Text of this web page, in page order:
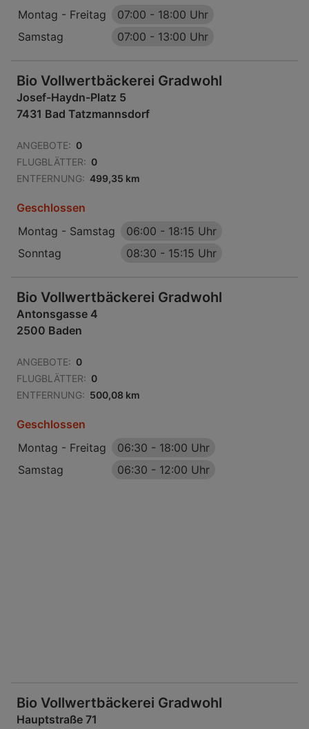
Montag - Freitag
07:00 - 18:00 Uhr
Samstag
07:00 - 13:00 Uhr
Bio Vollwertbäckerei Gradwohl
Josef-Haydn-Platz 5
7431 Bad Tatzmannsdorf
ANGEBOTE: 0
FLUGBLÄTTER: 0
ENTFERNUNG: 499,35 km
Geschlossen
Montag - Samstag
06:00 - 18:15 Uhr
Sonntag
08:30 - 15:15 Uhr
Bio Vollwertbäckerei Gradwohl
Antonsgasse 4
2500 Baden
ANGEBOTE: 0
FLUGBLÄTTER: 0
ENTFERNUNG: 500,08 km
Geschlossen
Montag - Freitag
06:30 - 18:00 Uhr
Samstag
06:30 - 12:00 Uhr
Bio Vollwertbäckerei Gradwohl
Hauptstraße 71